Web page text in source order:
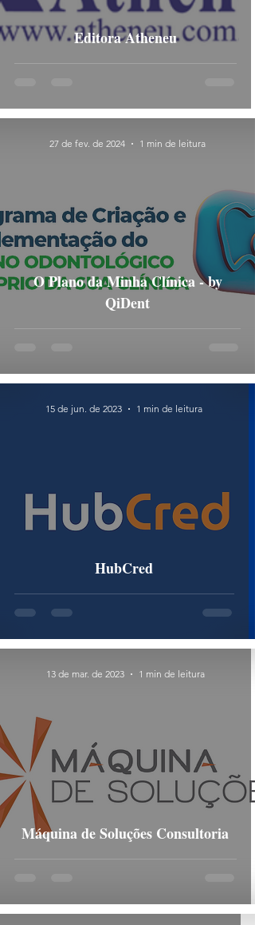
Editora Atheneu
O Plano da Minha Clínica - by
QiDent
27 de fev. de 2024 1 min de leitura
HubCred
15 de jun. de 2023 1 min de leitura
Máquina de Soluções Consultoria
13 de mar. de 2023 1 min de leitura